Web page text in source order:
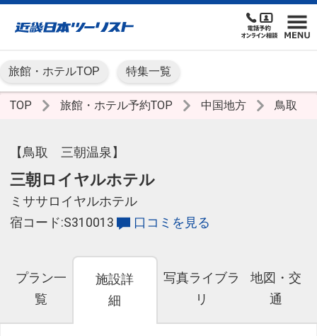
旅館・ホテルTOP 特集一覧
TOP 旅館・ホテル予約TOP 中国地方 鳥取
【鳥取 三朝温泉】
三朝ロイヤルホテル
ミササロイヤルホテル
宿コード:S310013
口コミを見る
プラン一
覧
施設詳
細
写真ライブラ
リ
地図・交
通